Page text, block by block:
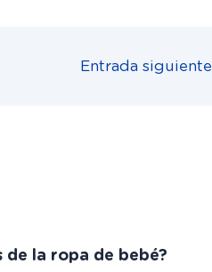
Entrada siguiente
de la ropa de bebé?